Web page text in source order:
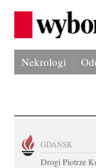
Nekrologi
GDAŃSK
Drogi Piotrze